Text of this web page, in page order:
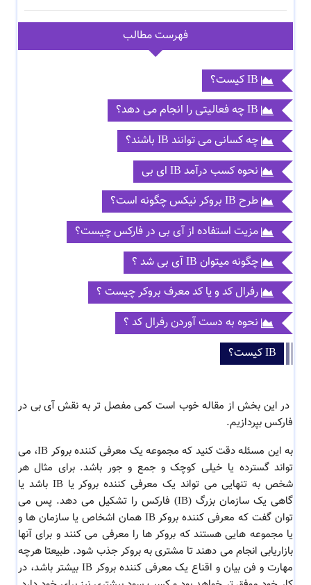
فهرست مطالب
چه کسانی می توانند IB باشند؟
نحوه کسب درآمد IB ای بی
طرح IB بروکر نیکس چگونه است؟
مزیت استفاده از آی بی در فارکس چیست؟
چگونه میتوان IB آی بی شد ؟
رفرال کد و یا کد معرف بروکر چیست ؟
نحوه به دست آوردن رفرال کد ؟
IB کیست؟
در این بخش از مقاله خوب است کمی مفصل تر به نقش آی بی در
فارکس بپردازیم.
به این مسئله دقت کنید که مجموعه یک معرفی کننده بروکر IB، می
تواند گسترده یا خیلی کوچک و جمع و جور باشد. برای مثال هر
شخص به تنهایی می تواند یک معرفی کننده بروکر یا IB باشد یا
گاهی یک سازمان بزرگ (IB) فارکس را تشکیل می دهد. پس می
توان گفت که معرفی کننده بروکر IB همان اشخاص یا سازمان ها و
یا مجموعه هایی هستند که بروکر ها را معرفی می کنند و برای آنها
بازاریابی انجام می دهند تا مشتری به بروکر جذب شود. طبیعتا هرچه
مهارت و فن بیان و اقناع یک معرفی کننده بروکر IB بیشتر باشد، در